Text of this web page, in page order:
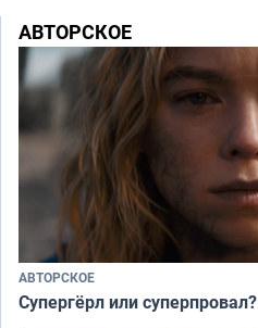
АВТОРСКОЕ
АВТОРСКОЕ
Супергёрл или суперпровал?